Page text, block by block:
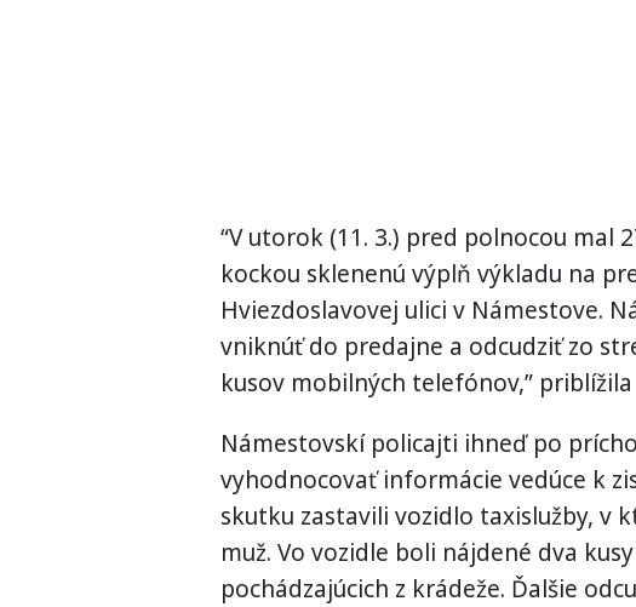
“V utorok (11. 3.) pred polnocou mal
kockou sklenenú výplň výkladu na
Hviezdoslavovej ulici v Námestove.
vniknúť do predajne a odcudziť zo
kusov mobilných telefónov,”
Námestovskí policajti ihneď po
vyhodnocovať informácie vedúce k
skutku zastavili vozidlo taxislužby, v
muž. Vo vozidle boli nájdené dva
pochádzajúcich z krádeže. Ďalšie